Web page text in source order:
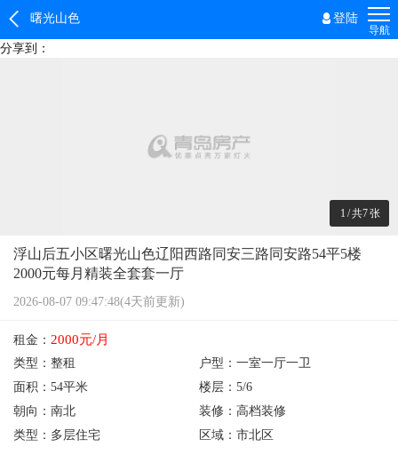
曙光山色 登陆
导航
分享到：
1 /共7张
浮山后五小区曙光山色辽阳西路同安三路同安路54平5楼
2000元每月精装全套套一厅
2026-08-07 09:47:48(4天前更新)
租金： 2000元/月
类型： 整租 户型： 一室一厅一卫
面积： 54平米 楼层： 5/6
朝向： 南北 装修： 高档装修
类型： 多层住宅 区域： 市北区